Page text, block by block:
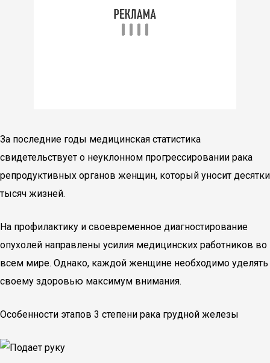
За последние годы медицинская статистика
свидетельствует о неуклонном прогрессировании рака
репродуктивных органов женщин, который уносит десятки
тысяч жизней.
На профилактику и своевременное диагностирование
опухолей направлены усилия медицинских работников во
всем мире. Однако, каждой женщине необходимо уделять
своему здоровью максимум внимания.
Особенности этапов 3 степени рака грудной железы